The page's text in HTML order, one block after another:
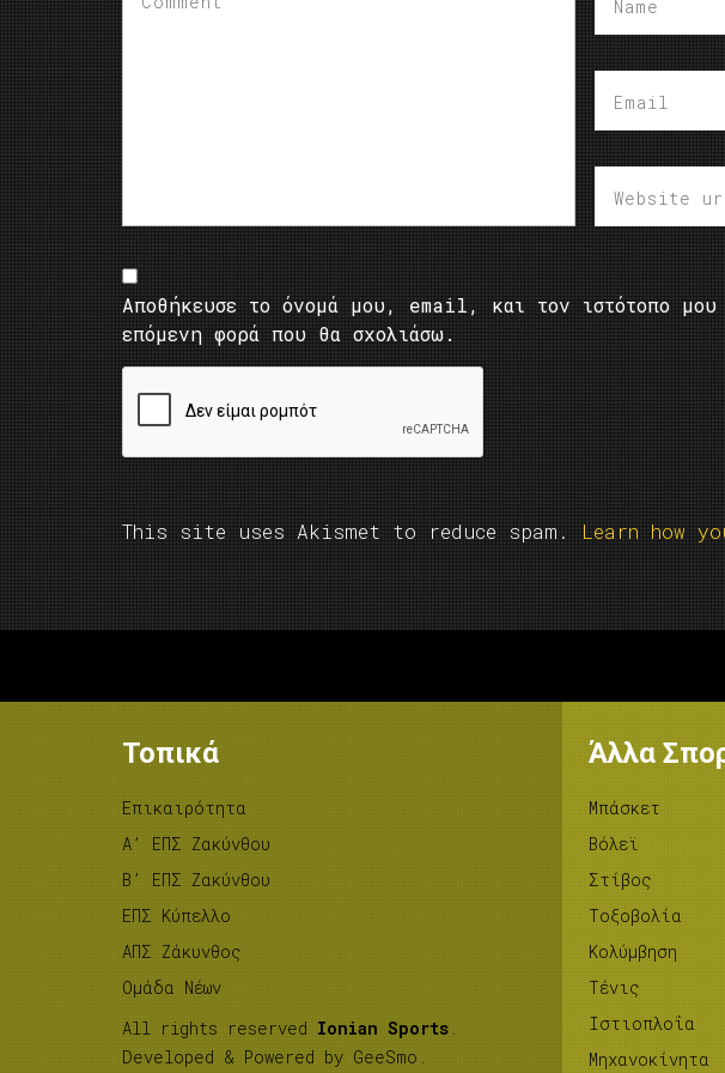
Αποθήκευσε το όνομά μου, email, και τον ιστότοπο
επόμενη φορά που θα σχολιάσω.
This site uses Akismet to reduce spam. Learn how
Τοπικά
Επικαιρότητα
A’ ΕΠΣ Ζακύνθου
B’ ΕΠΣ Ζακύνθου
ΕΠΣ Κύπελλο
ΑΠΣ Ζάκυνθος
Ομάδα Νέων
All rights reserved Ionian Sports .
Developed & Powered by GeeSmo .
Άλλα
Μπάσκετ
Βόλεϊ
Στίβος
Tοξοβολία
Κολύμβηση
Τένις
Ιστιοπλοΐα
Μηχανοκίνητα